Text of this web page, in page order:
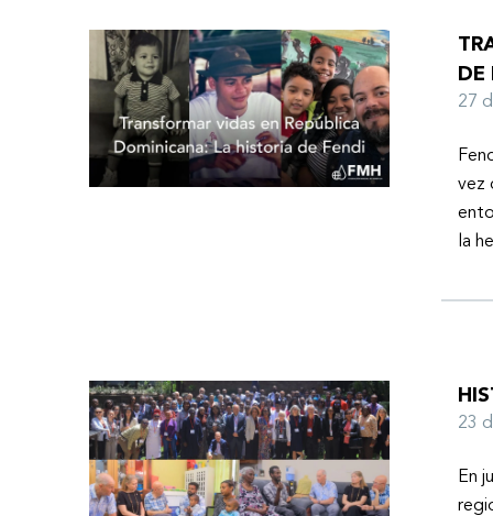
DE
27
vez
la
23
En